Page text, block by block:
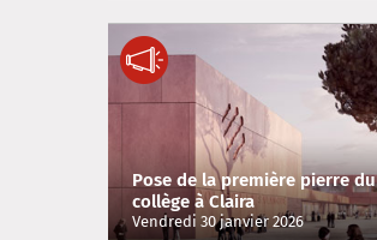
Pose de la première pierre du
collège à Claira
Vendredi 30 janvier 2026